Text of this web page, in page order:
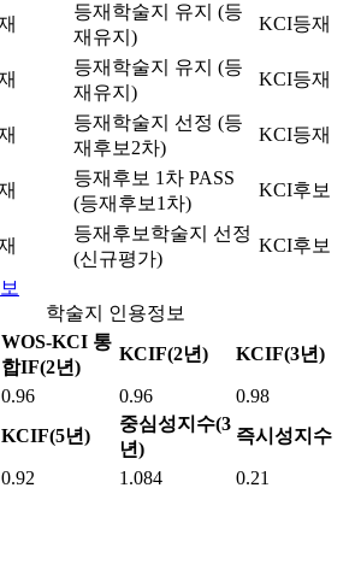
등재학술지 유지 (등
재유지)
KCI등재
등재학술지 유지 (등
재유지)
KCI등재
등재학술지 선정 (등
재후보2차)
KCI등재
등재후보 1차 PASS
(등재후보1차)
KCI후보
등재후보학술지 선정
(신규평가)
KCI후보
학술지 인용정보
WOS-KCI 통
합IF(2년)
KCIF(2년) KCIF(3년)
0.96 0.96
0.98
KCIF(5년)
중심성지수(3
년)
즉시성지수
0.92 1.084 0.21